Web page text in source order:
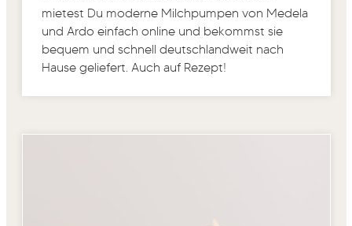
mietest Du moderne Milchpumpen von Medela
und Ardo einfach online und bekommst sie
bequem und schnell deutschlandweit nach
Hause geliefert. Auch auf Rezept!